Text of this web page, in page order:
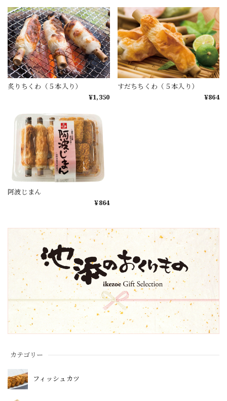
カテゴリー
フィッシュカツ
炙りちくわ（５本入り）
¥1,350
すだちちくわ（５本入り）
¥864
阿波じまん
¥864